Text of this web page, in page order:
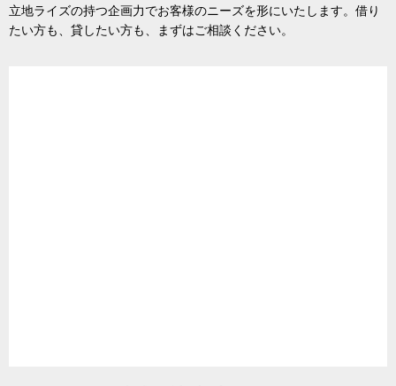
立地ライズの持つ企画力でお客様のニーズを形にいたします。借り
たい方も、貸したい方も、まずはご相談ください。